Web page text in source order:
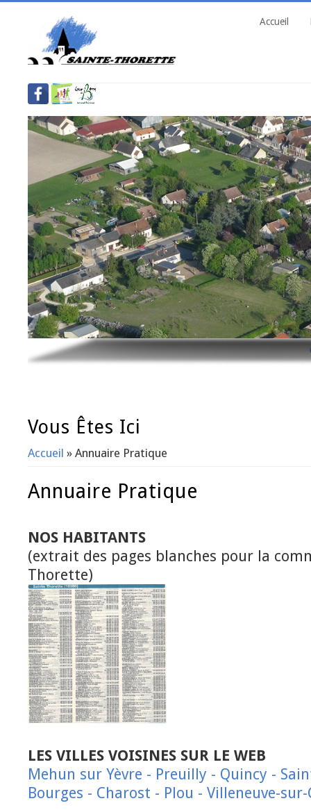
Accueil
Vous Êtes Ici
Accueil » Annuaire Pratique
Annuaire Pratique
NOS HABITANTS
(extrait des pages blanches pour la
Thorette)
LES VILLES VOISINES SUR LE WEB
Mehun sur Yèvre - Preuilly - Quincy -
Bourges - Charost - Plou - Villeneuve-sur-